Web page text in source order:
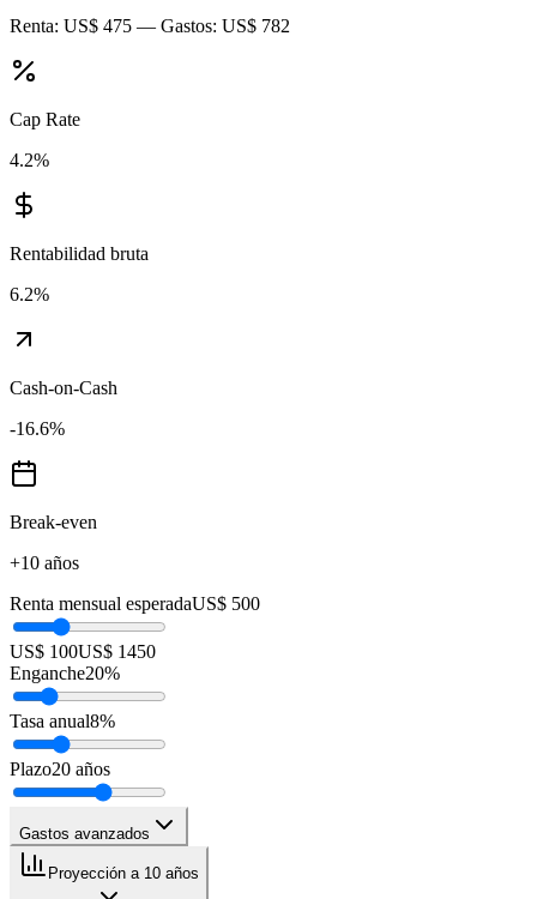
Renta: US$ 475 — Gastos: US$ 782
Cap Rate
4.2%
Rentabilidad bruta
6.2%
Cash-on-Cash
-16.6%
Break-even
+10 años
Renta mensual esperadaUS$ 500
US$ 100US$ 1450
Enganche20%
Tasa anual8%
Plazo20 años
Gastos avanzados
Proyección a 10 años